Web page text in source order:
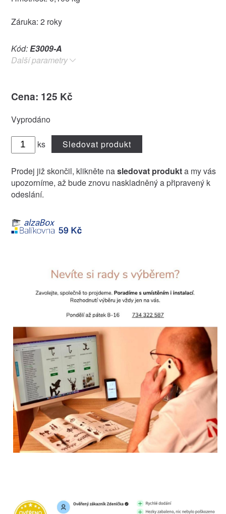
Záruka: 2 roky
Kód:E3009-A
Další parametry
Cena: 125 Kč
Vyprodáno
ks Sledovat produkt
Prodej již skončil, klikněte nasledovat produkta my vás
upozorníme, až bude znovu naskladněný a připravený k
odeslání.